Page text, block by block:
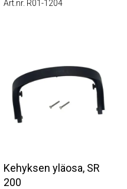
Art.nr. R01-1204
Kehyksen yläosa, SR
200